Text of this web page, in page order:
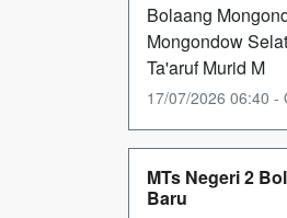
Bolaang
Mongondow
Ta'aruf Murid M
17/07/2026 06:40 -
MTs Negeri 2
Baru